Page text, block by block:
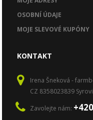
OSOBNÍ ÚDAJE
MOJE SLEVOVÉ KUPÓNY
KONTAKT
Irena Šneková -
CZ 8358023839
Zavolejte nám: